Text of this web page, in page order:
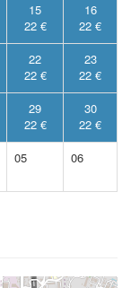
15
22 €
16
22 €
22
22 €
23
22 €
29
22 €
30
22 €
05 06